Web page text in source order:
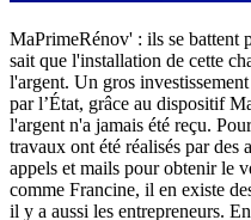
MaPrimeRénov' : ils se battent
sait que l'installation de cette
l'argent. Un gros
par l’État, grâce au dispositif
l'argent n'a jamais été reçu.
travaux ont été réalisés par des
appels et mails pour obtenir le
comme Francine, il en existe
il y a aussi les entrepreneurs.